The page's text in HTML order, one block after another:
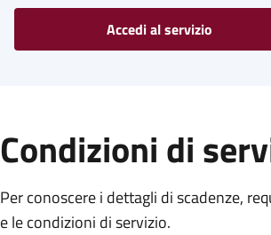
Accedi al servizio
Condizioni di
Per conoscere i dettagli di scadenze,
e le condizioni di servizio.